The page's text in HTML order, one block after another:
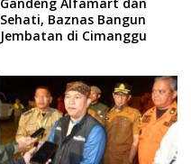
Sehati, Baznas Bangun
Jembatan di Cimanggu